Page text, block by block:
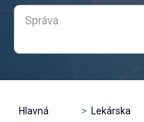
Hlavná
Lekárska